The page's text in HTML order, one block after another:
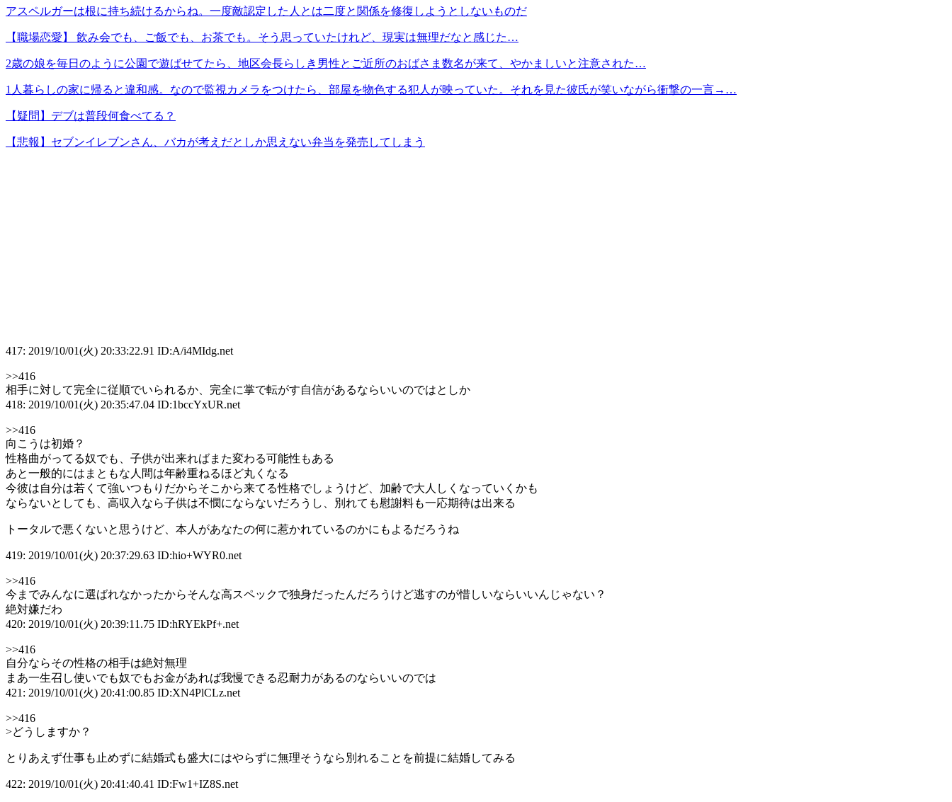
アスペルガーは根に持ち続けるからね。一度敵認定した人とは二度と関係を修復しようとしないものだ
【職場恋愛】 飲み会でも、ご飯でも、お茶でも。そう思っていたけれど、現実は無理だなと感じた…
2歳の娘を毎日のように公園で遊ばせてたら、地区会長らしき男性とご近所のおばさま数名が来て、やかましいと注意された…
1人暮らしの家に帰ると違和感。なので監視カメラをつけたら、部屋を物色する犯人が映っていた。それを見た彼氏が笑いながら衝撃の一言→…
【疑問】デブは普段何食べてる？
【悲報】セブンイレブンさん、バカが考えだとしか思えない弁当を発売してしまう
417: 2019/10/01(火) 20:33:22.91 ID:A/i4MIdg.net
>>416
相手に対して完全に従順でいられるか、完全に掌で転がす自信があるならいいのではとしか
418: 2019/10/01(火) 20:35:47.04 ID:1bccYxUR.net
>>416
向こうは初婚？
性格曲がってる奴でも、子供が出来ればまた変わる可能性もある
あと一般的にはまともな人間は年齢重ねるほど丸くなる
今彼は自分は若くて強いつもりだからそこから来てる性格でしょうけど、加齢で大人しくなっていくかも
ならないとしても、高収入なら子供は不憫にならないだろうし、別れても慰謝料も一応期待は出来る
トータルで悪くないと思うけど、本人があなたの何に惹かれているのかにもよるだろうね
419: 2019/10/01(火) 20:37:29.63 ID:hio+WYR0.net
>>416
今までみんなに選ばれなかったからそんな高スペックで独身だったんだろうけど逃すのが惜しいならいいんじゃない？
絶対嫌だわ
420: 2019/10/01(火) 20:39:11.75 ID:hRYEkPf+.net
>>416
自分ならその性格の相手は絶対無理
まあ一生召し使いでも奴でもお金があれば我慢できる忍耐力があるのならいいのでは
421: 2019/10/01(火) 20:41:00.85 ID:XN4PlCLz.net
>>416
>どうしますか？
とりあえず仕事も止めずに結婚式も盛大にはやらずに無理そうなら別れることを前提に結婚してみる
422: 2019/10/01(火) 20:41:40.41 ID:Fw1+IZ8S.net